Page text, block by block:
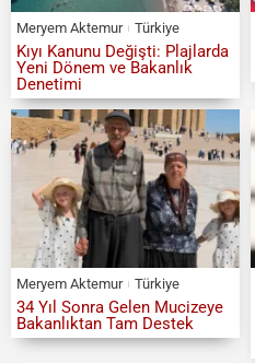
Meryem Aktemur Türkiye
Kıyı Kanunu Değişti: Plajlarda
Yeni Dönem ve Bakanlık
Denetimi
Meryem Aktemur Türkiye
34 Yıl Sonra Gelen Mucizeye
Bakanlıktan Tam Destek